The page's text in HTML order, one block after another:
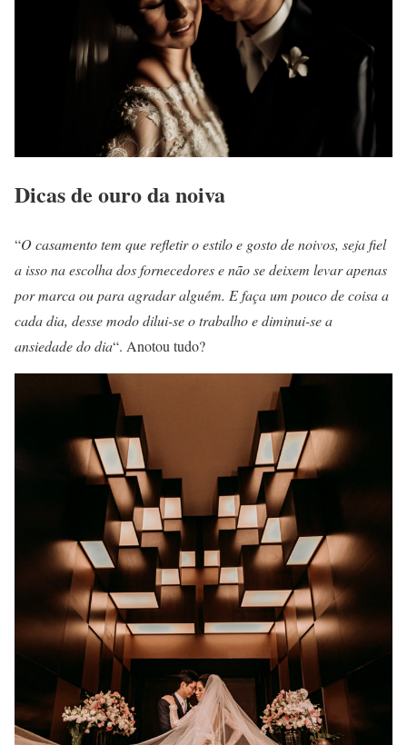
Dicas de ouro da noiva
“O casamento tem que refletir o estilo e gosto de noivos, seja fiel
a isso na escolha dos fornecedores e não se deixem levar apenas
por marca ou para agradar alguém. E faça um pouco de coisa a
cada dia, desse modo dilui-se o trabalho e diminui-se a
ansiedade do dia“. Anotou tudo?